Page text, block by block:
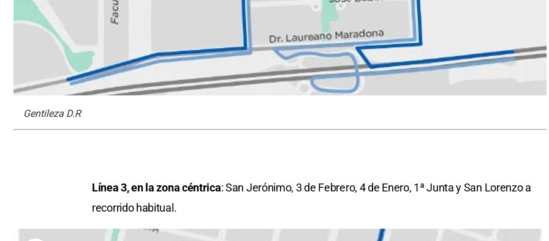
Gentileza D.R
Línea 3, en la zona céntrica: San Jerónimo, 3 de Febrero, 4 de Enero, 1ª Junta y San Lorenzo a
recorrido habitual.